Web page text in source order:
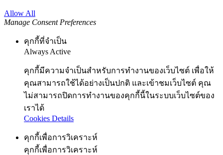
Allow All
Manage Consent Preferences
คุกกี้ที่จำเป็น
Always Active
คุกกี้มีความจำเป็นสำหรับการทำงานของเว็บไซต์ เพื่อให้
คุณสามารถใช้ได้อย่างเป็นปกติ และเข้าชมเว็บไซต์ คุณ
ไม่สามารถปิดการทำงานของคุกกี้นี้ในระบบเว็บไซต์ของ
เราได้
Cookies Details
คุกกี้เพื่อการวิเคราะห์
คุกกี้เพื่อการวิเคราะห์